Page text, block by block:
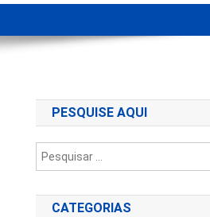
PESQUISE AQUI
CATEGORIAS